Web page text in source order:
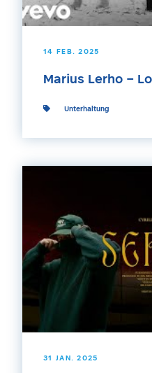
14 FEB. 2025
Marius Lerho –
Unterhaltung
31 JAN. 2025